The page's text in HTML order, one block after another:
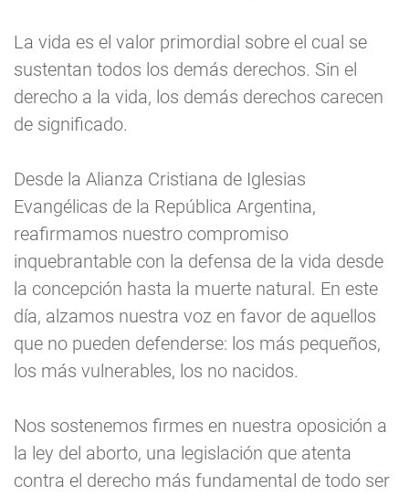
La vida es el valor primordial sobre el cual se
sustentan todos los demás derechos. Sin el
derecho a la vida, los demás derechos carecen
de significado.
Desde la Alianza Cristiana de Iglesias
Evangélicas de la República Argentina,
reafirmamos nuestro compromiso
inquebrantable con la defensa de la vida desde
la concepción hasta la muerte natural. En este
día, alzamos nuestra voz en favor de aquellos
que no pueden defenderse: los más pequeños,
los más vulnerables, los no nacidos.
Nos sostenemos firmes en nuestra oposición a
la ley del aborto, una legislación que atenta
contra el derecho más fundamental de todo ser